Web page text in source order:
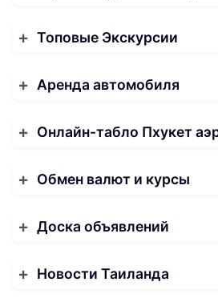
Топовые Экскурсии
Аренда автомобиля
Онлайн-табло Пхукет
Обмен валют и курсы
Доска объявлений
Новости Таиланда